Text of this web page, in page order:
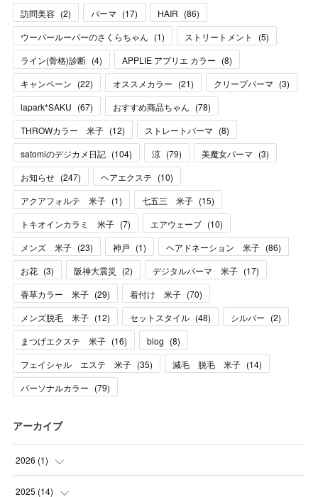
訪問美容 (2) パーマ (17) HAIR (86)
ウーパールーパーのさくらちゃん (1) ストリートメント (5)
ライン(骨格)診断 (4) APPLIE アプリエ カラー (8)
キャンペーン (22) オススメカラー (21) クリープパーマ (3)
lapark*SAKU (67) おすすめ商品ちゃん (78)
THROWカラー 米子 (12) ストレートパーマ (8)
satomiのデジカメ日記 (104) 涼 (79) 美魔女パーマ (3)
お知らせ (247) ヘアエクステ (10)
アクアフォルテ 米子 (1) 七五三 米子 (15)
トキオインカラミ 米子 (7) エアウェーブ (10)
メンズ 米子 (23) 神戸 (1) ヘアドネーション 米子 (86)
お花 (3) 阪神大震災 (2) デジタルパーマ 米子 (17)
香草カラー 米子 (29) 着付け 米子 (70)
メンズ脱毛 米子 (12) セットスタイル (48) シルバー (2)
まつげエクステ 米子 (16) blog (8)
フェイシャル エステ 米子 (35) 減毛 脱毛 米子 (14)
パーソナルカラー (79)
アーカイブ
2026 (1)
(1
2025 (14)